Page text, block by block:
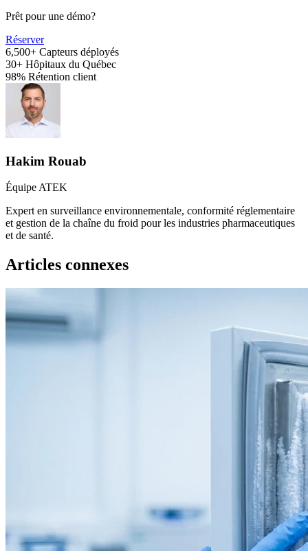
Prêt pour une démo?
Réserver
6,500+ Capteurs déployés
30+ Hôpitaux du Québec
98% Rétention client
Hakim Rouab
Équipe ATEK
Expert en surveillance environnementale, conformité réglementaire
et gestion de la chaîne du froid pour les industries pharmaceutiques
et de santé.
Articles connexes